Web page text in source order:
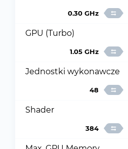
0.30 GHz
GPU (Turbo)
1.05 GHz
Jednostki wykonawcze
48
Shader
384